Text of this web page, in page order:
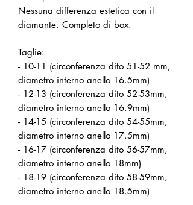
Nessuna differenza estetica con il
diamante. Completo di box.
Taglie:
- 10-11 (circonferenza dito 51-52 mm,
diametro interno anello 16.5mm)
- 12-13 (circonferenza dito 52-53mm,
diametro interno anello 16.9mm)
- 14-15 (circonferenza dito 54-55mm,
diametro interno anello 17.5mm)
- 16-17 (circonferenza dito 56-57mm,
diametro interno anello 18mm)
- 18-19 (circonferenza dito 58-59mm,
diametro interno anello 18.5mm)